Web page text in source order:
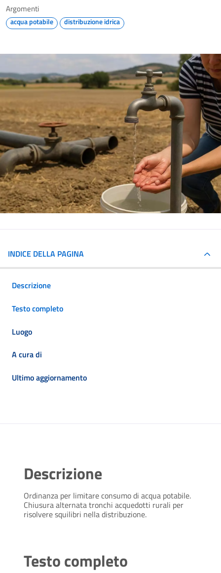
Argomenti
acqua potabile distribuzione idrica
INDICE DELLA PAGINA
Descrizione
Testo completo
Luogo
A cura di
Ultimo aggiornamento
Descrizione
Ordinanza per limitare consumo di acqua potabile.
Chiusura alternata tronchi acquedotti rurali per
risolvere squilibri nella distribuzione.
Testo completo